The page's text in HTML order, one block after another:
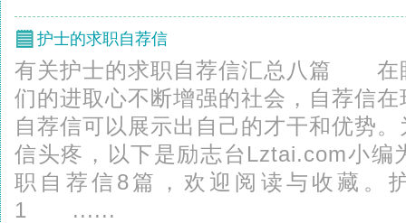
护士的求职自荐信
有关护士的求职自荐信汇总八篇 在
们的进取心不断增强的社会，自荐信
自荐信可以展示出自己的才干和优势
信头疼，以下是励志台Lztai.com小编
职自荐信8篇，欢迎阅读与收藏。
1 ......